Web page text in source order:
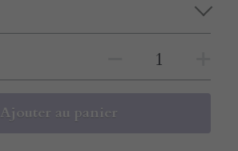
Ajouter au panier